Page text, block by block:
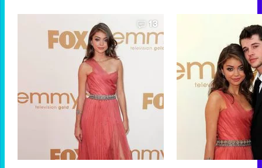
13